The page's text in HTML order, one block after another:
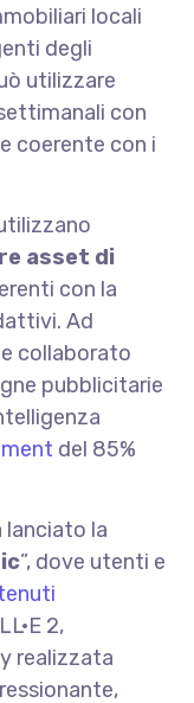
locali
degli
utilizzare
con
coerente con i
asset di
con la
Ad
collaborato
pubblicitarie
del 85%
lanciato la
”, dove utenti e
2,
realizzata